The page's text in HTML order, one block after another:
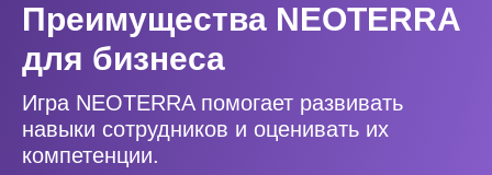
Преимущества NEOTERRA
для бизнеса
Игра NEOTERRA помогает развивать
навыки сотрудников и оценивать их
компетенции.